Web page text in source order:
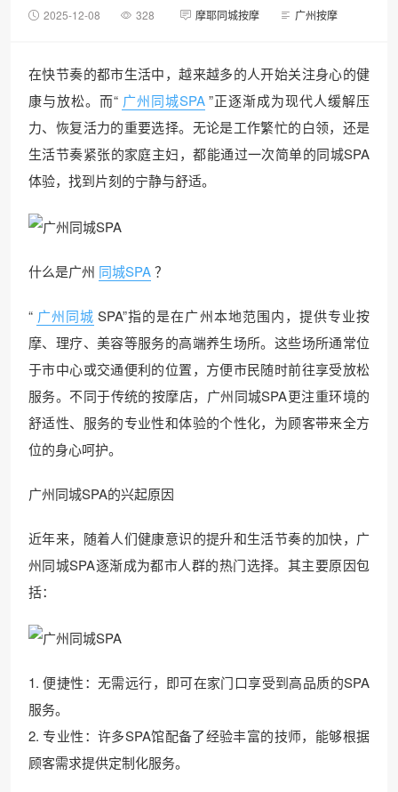
2025-12-08 328 摩耶同城按摩 广州按摩
在快节奏的都市生活中，越来越多的人开始关注身心的健
康与放松。而“ 广州同城SPA”正逐渐成为现代人缓解压
力、恢复活力的重要选择。无论是工作繁忙的白领，还是
生活节奏紧张的家庭主妇，都能通过一次简单的同城SPA
体验，找到片刻的宁静与舒适。
什么是广州 同城SPA？
“ 广州同城 SPA”指的是在广州本地范围内，提供专业按
摩、理疗、美容等服务的高端养生场所。这些场所通常位
于市中心或交通便利的位置，方便市民随时前往享受放松
服务。不同于传统的按摩店，广州同城SPA更注重环境的
舒适性、服务的专业性和体验的个性化，为顾客带来全方
位的身心呵护。
广州同城SPA的兴起原因
近年来，随着人们健康意识的提升和生活节奏的加快，广
州同城SPA逐渐成为都市人群的热门选择。其主要原因包
括：
1. 便捷性：无需远行，即可在家门口享受到高品质的SPA
服务。
2. 专业性：许多SPA馆配备了经验丰富的技师，能够根据
顾客需求提供定制化服务。